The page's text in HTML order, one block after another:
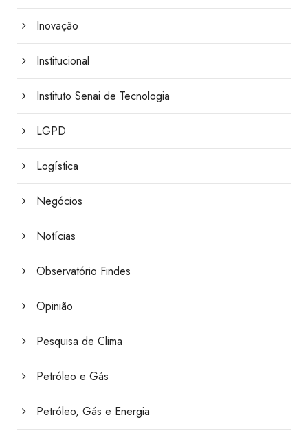
Inovação
Institucional
Instituto Senai de Tecnologia
LGPD
Logística
Negócios
Notícias
Observatório Findes
Opinião
Pesquisa de Clima
Petróleo e Gás
Petróleo, Gás e Energia